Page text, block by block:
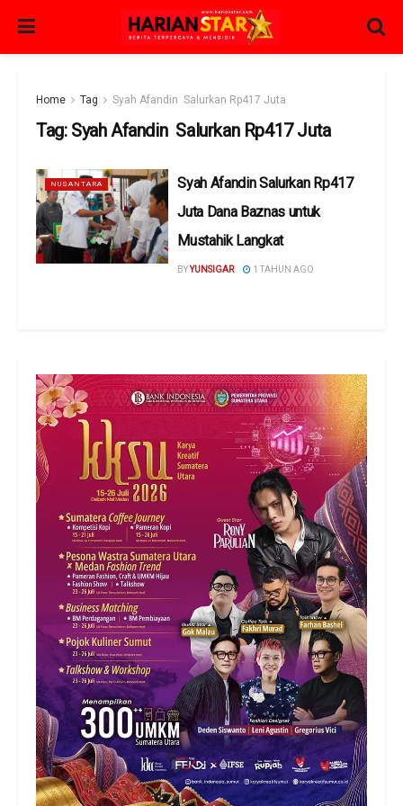
Home Tag Syah Afandin Salurkan Rp417 Juta
Tag: Syah Afandin Salurkan Rp417 Juta
NUSANTARA
Syah Afandin Salurkan Rp417
Juta Dana Baznas untuk
Mustahik Langkat
BYYUNSIGAR 1 TAHUN AGO